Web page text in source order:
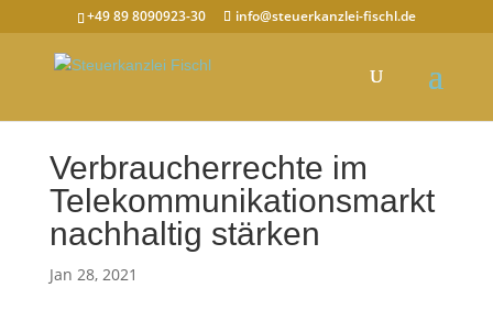
+49 89 8090923-30 info@steuerkanzlei-fischl.de
Verbraucherrechte im
Telekommunikationsmarkt
nachhaltig stärken
Jan 28, 2021